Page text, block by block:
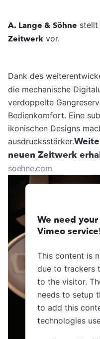
A. Lange & Söhne stellt
Zeitwerk vor.
Dank des
die mechanische
verdoppelte
Bedienkomfort. Eine
ikonischen Designs
ausdrucksstärker.
neuen Zeitwerk
soehne.com
We need
Vimeo
This content is
due to trackers
to the visitor.
needs to setup
to add this
technologies